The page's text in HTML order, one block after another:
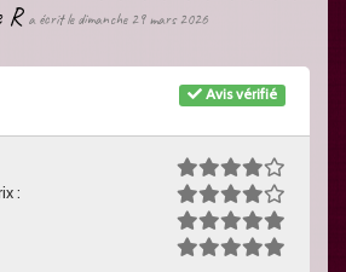
R a écrit le dimanche 29 mars 2026
Avis vérifié
: